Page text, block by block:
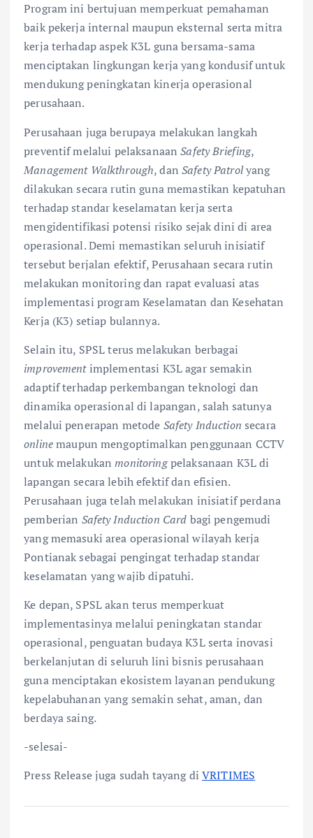
Program ini bertujuan memperkuat pemahaman
baik pekerja internal maupun eksternal serta mitra
kerja terhadap aspek K3L guna bersama-sama
menciptakan lingkungan kerja yang kondusif untuk
mendukung peningkatan kinerja operasional
perusahaan.
Perusahaan juga berupaya melakukan langkah
preventif melalui pelaksanaanSafety Briefing,
Management Walkthrough, danSafety Patrolyang
dilakukan secara rutin guna memastikan kepatuhan
terhadap standar keselamatan kerja serta
mengidentifikasi potensi risiko sejak dini di area
operasional. Demi memastikan seluruh inisiatif
tersebut berjalan efektif, Perusahaan secara rutin
melakukan monitoring dan rapat evaluasi atas
implementasi program Keselamatan dan Kesehatan
Kerja (K3) setiap bulannya.
Selain itu, SPSL terus melakukan berbagai
improvementimplementasi K3L agar semakin
adaptif terhadap perkembangan teknologi dan
dinamika operasional di lapangan, salah satunya
melalui penerapan metode Safety Induction secara
onlinemaupun mengoptimalkan penggunaan CCTV
untuk melakukanmonitoringpelaksanaan K3L di
lapangan secara lebih efektif dan efisien.
Perusahaan juga telah melakukan inisiatif perdana
pemberian Safety Induction Card bagi pengemudi
yang memasuki area operasional wilayah kerja
Pontianak sebagai pengingat terhadap standar
keselamatan yang wajib dipatuhi.
Ke depan, SPSL akan terus memperkuat
implementasinya melalui peningkatan standar
operasional, penguatan budaya K3L serta inovasi
berkelanjutan di seluruh lini bisnis perusahaan
guna menciptakan ekosistem layanan pendukung
kepelabuhanan yang semakin sehat, aman, dan
berdaya saing.
-selesai-
Press Release juga sudah tayang diVRITIMES